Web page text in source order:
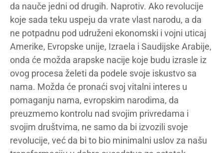
da nauče jedni od drugih. Naprotiv. Ako revolucije
koje sada teku uspeju da vrate vlast narodu, a da
ne potpadnu pod udruženi ekonomski i vojni uticaj
Amerike, Evropske unije, Izraela i Saudijske Arabije,
onda će možda arapske nacije koje budu izrasle iz
ovog procesa želeti da podele svoje iskustvo sa
nama. Možda će pronaći svoj vitalni interes u
pomaganju nama, evropskim narodima, da
preuzmemo kontrolu nad svojim privredama i
svojim društvima, ne samo da bi izvozili svoje
revolucije, već da bi to bio minimalni uslov za našu